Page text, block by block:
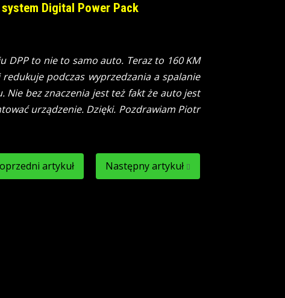
Digital Power Pack
DPP to nie to samo auto. Teraz to 160 KM
podczas wyprzedzania a spalanie
Nie bez znaczenia jest też fakt że auto jest
urządzenie. Dzięki. Pozdrawiam Piotr
artykuł Następny artykuł